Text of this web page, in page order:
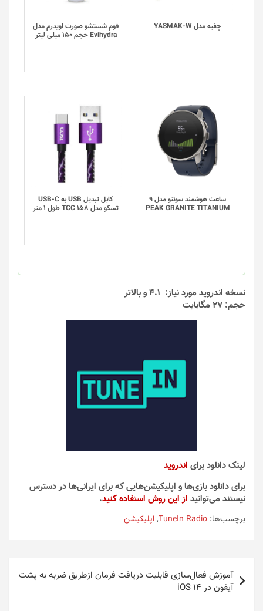
چفیه مدل YASMAK-W
فوم شستشو صورت اویدرم مدل
Evihydra حجم 150 میلی لیتر
ساعت هوشمند سونتو مدل 9
PEAK GRANITE TITANIUM
این
محصول
دارای
انواع
مختلفی
می
گزینه
ها
محصول
انتخاب
شوند
کابل تبدیل USB به USB-C
تسکو مدل TCC 158 طول 1 متر
نسخه اندروید مورد نیاز: 4.1 و بالاتر
حجم: 27 مگابایت
لینک دانلود برای اندروید
برای دانلود بازی‌ها و اپلیکیشن‌هایی که برای ایرانی‌ها در دسترس
نیستند می‌توانید از این روش استفاده کنید.
برچسب‌ها: TuneIn Radio
,اپلیکیشن
راهبری
نوشتهآموزش فعال‌سازی قابلیت دریافت فرمان ازطریق ضربه به پشت
آیفون در iOS 14